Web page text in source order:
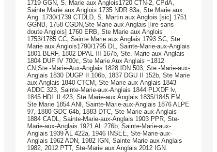
1719 GGN, S. Marie aux Anglois1720 CTN-2, CPdA,
Sainte Marie aux Anglois 1735 NDR 83a, Ste Marie aux
Ang. 1730/1739 CTDLD, S. Martin aux Anglois [sic] 1751
GGNB, 1758 CGDN,Ste Marie aux Anglais [lire sans
doute Anglois] 1760 ERB, Ste Marie aux Anglois
1753/1785 CC, Sainte Marie aux Anglais 1793 SC, Ste
Marie aux Anglois1790/1795 DL, Sainte-Marie-aux-Anglais
1801 BLRF, 1802 DPAL III 167b, Ste.-Marie-aux-Anglais
1804 DUF IV 700c, Ste Marie Aux Anglais ~1812
CN,Ste.-Marie-Aux-Anglais 1828 IDN 503, Ste.-Marie-aux-
Anglais 1830 DUGP II 106b, 1837 DGU II 152b, Ste Marie
aux Anglais 1840 CTCM, Ste-Marie-aux-Anglais 1843
ADDC 323, Sainte-Marie-aux-Anglais 1844 PLXDF lv,
1845 HDL II 423, Ste Marie-aux Anglais 1835/1845 EM,
Ste Marie 1854 ANI, Sainte-Marie-aux-Anglais 1876 ALPE
97, 1880 GDC 64b, 1883 DTC, Ste Marie-aux-Anglais
1884 CADL, Sainte-Marie-aux-Anglais 1903 PPR, Ste-
Marie-aux-Anglais 1921 AL 276b, Sainte-Marie-aux-
Anglais 1939 AL 422a, 1946 INSEE, Ste-Marie-aux-
Anglais 1962 ADN, 1982 IGN, Sainte Marie aux Anglais
1982, 2012 PTT, Ste-Marie aux Anglais 2012 IGN.